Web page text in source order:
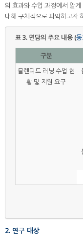
의 효과와 수업 과정에서 알
대해 구체적으로 파악하고자
표 3. 면담의 주요 내용 (
구분
블렌디드 러닝 수업 현
황 및 지원 요구
2. 연구 대상